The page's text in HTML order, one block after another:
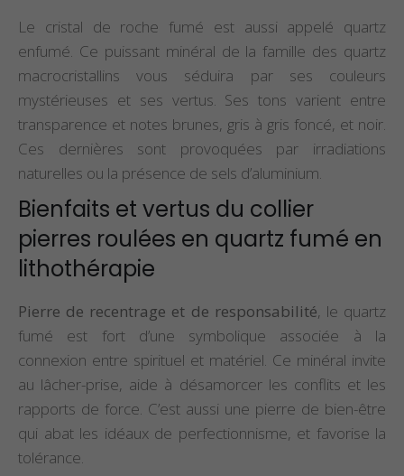
Le cristal de roche fumé est aussi appelé quartz
enfumé. Ce puissant minéral de la famille des quartz
macrocristallins vous séduira par ses couleurs
mystérieuses et ses vertus. Ses tons varient entre
transparence et notes brunes, gris à gris foncé, et noir.
Ces dernières sont provoquées par irradiations
naturelles ou la présence de sels d’aluminium.
Bienfaits et vertus du collier
pierres roulées en quartz fumé en
lithothérapie
Pierre de recentrage et de responsabilité, le quartz
fumé est fort d’une symbolique associée à la
connexion entre spirituel et matériel. Ce minéral invite
au lâcher-prise, aide à désamorcer les conflits et les
rapports de force. C’est aussi une pierre de bien-être
qui abat les idéaux de perfectionnisme, et favorise la
tolérance.